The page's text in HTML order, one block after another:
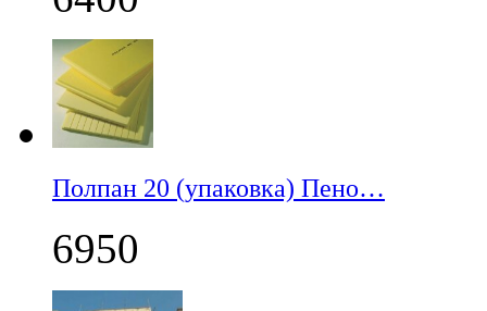
Полпан 20 (упаковка) Пено…
6950